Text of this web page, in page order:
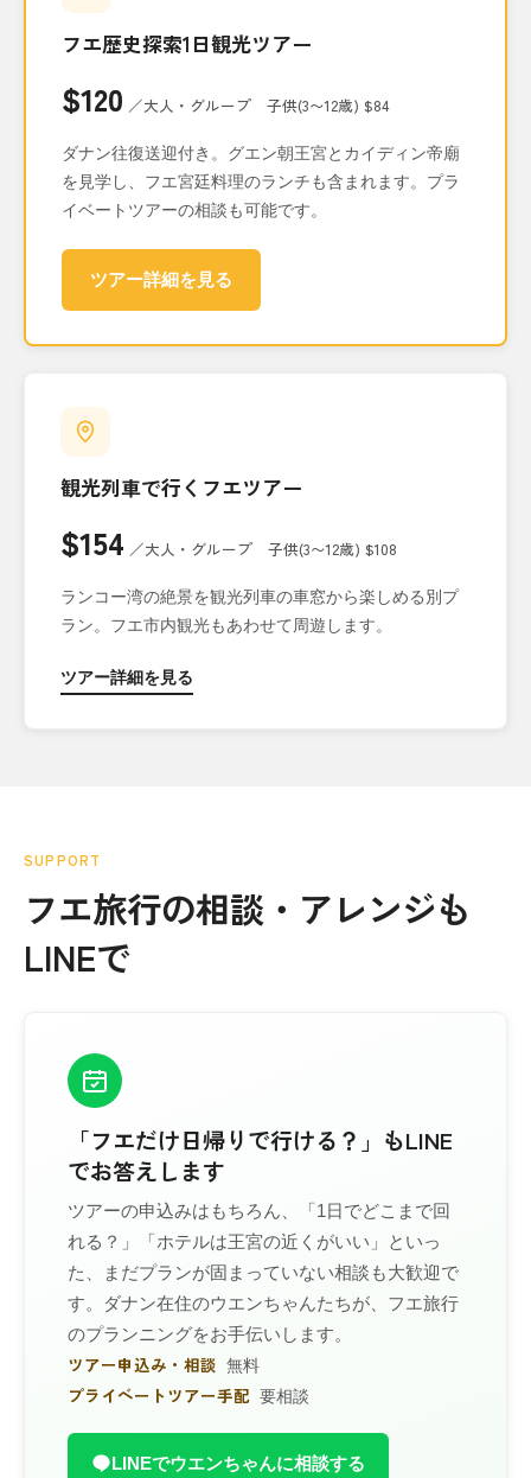
フエ歴史探索1日観光ツアー
$120 ／大人・グループ 子供(3〜12歳) $84
ダナン往復送迎付き。グエン朝王宮とカイディン帝廟
を見学し、フエ宮廷料理のランチも含まれます。プラ
イベートツアーの相談も可能です。
ツアー詳細を見る
観光列車で行くフエツアー
$154 ／大人・グループ 子供(3〜12歳) $108
ランコー湾の絶景を観光列車の車窓から楽しめる別プ
ラン。フエ市内観光もあわせて周遊します。
ツアー詳細を見る
SUPPORT
フエ旅行の相談・アレンジも
LINEで
「フエだけ日帰りで行ける？」もLINE
でお答えします
ツアーの申込みはもちろん、「1日でどこまで回
れる？」「ホテルは王宮の近くがいい」といっ
た、まだプランが固まっていない相談も大歓迎で
す。ダナン在住のウエンちゃんたちが、フエ旅行
のプランニングをお手伝いします。
ツアー申込み・相談 無料
プライベートツアー手配 要相談
LINEでウエンちゃんに相談する